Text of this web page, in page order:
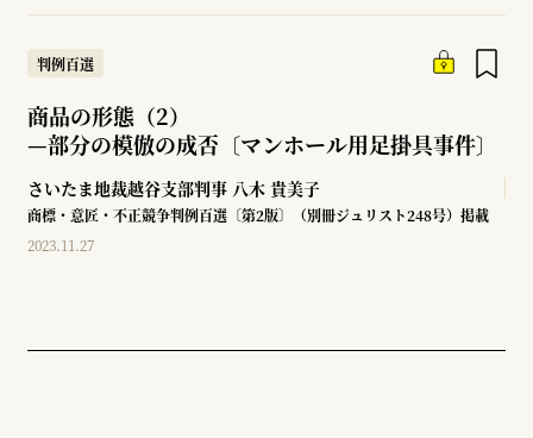
判例百選
商品の形態（2）
—部分の模倣の成否〔マンホール用足掛具事件〕
さいたま地裁越谷支部判事 八木 貴美子
商標・意匠・不正競争判例百選〔第2版〕（別冊ジュリスト248号）掲載
2023.11.27